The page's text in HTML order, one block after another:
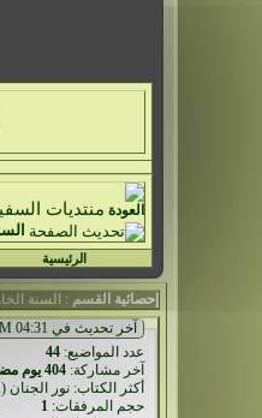
منتديات
الرئيسية
إحصائية القسم : السنة
آخر تحديث في 04:31 PM - اليوم
عدد المواضيع: 44
آخر مشاركة: 404 يوم مضى
أكثر الكتاب: نور الجنان (
حجم المرفقات: 1